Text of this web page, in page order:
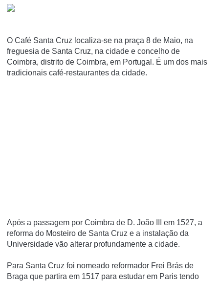
O Café Santa Cruz localiza-se na praça 8 de Maio, na
freguesia de Santa Cruz, na cidade e concelho de
Coimbra, distrito de Coimbra, em Portugal. É um dos mais
tradicionais café-restaurantes da cidade.
Após a passagem por Coimbra de D. João III em 1527, a
reforma do Mosteiro de Santa Cruz e a instalação da
Universidade vão alterar profundamente a cidade.
Para Santa Cruz foi nomeado reformador Frei Brás de
Braga que partira em 1517 para estudar em Paris tendo